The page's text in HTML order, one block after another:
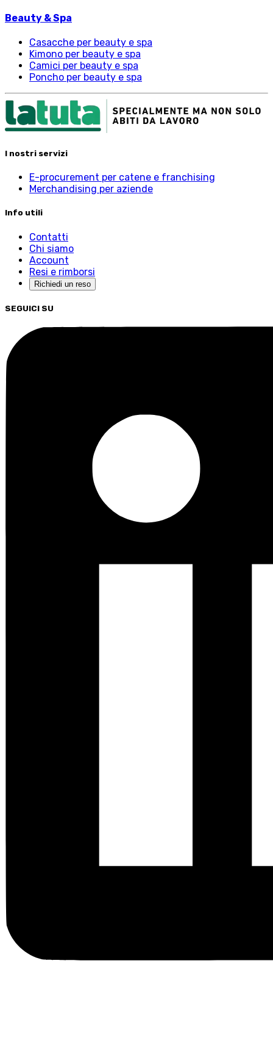
Beauty & Spa
Casacche per beauty e spa
Kimono per beauty e spa
Camici per beauty e spa
Poncho per beauty e spa
I nostri servizi
E-procurement per catene e franchising
Merchandising per aziende
Info utili
Contatti
Chi siamo
Account
Resi e rimborsi
Richiedi un reso
SEGUICI SU